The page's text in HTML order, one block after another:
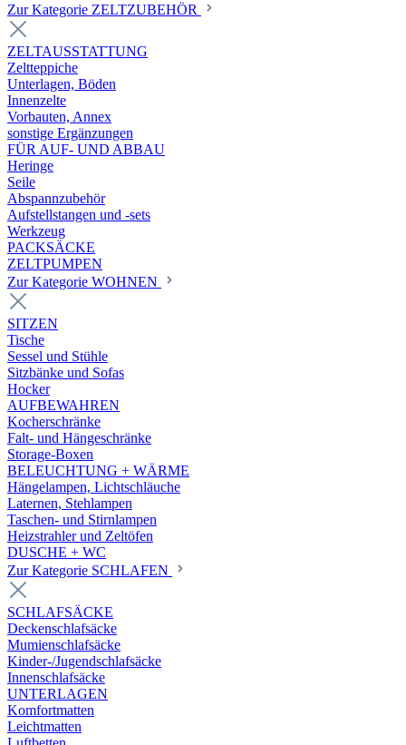
Zur Kategorie ZELTZUBEHÖR
ZELTAUSSTATTUNG
Zeltteppiche
Unterlagen, Böden
Innenzelte
Vorbauten, Annex
sonstige Ergänzungen
FÜR AUF- UND ABBAU
Heringe
Seile
Abspannzubehör
Aufstellstangen und -sets
Werkzeug
PACKSÄCKE
ZELTPUMPEN
Zur Kategorie WOHNEN
SITZEN
Tische
Sessel und Stühle
Sitzbänke und Sofas
Hocker
AUFBEWAHREN
Kocherschränke
Falt- und Hängeschränke
Storage-Boxen
BELEUCHTUNG + WÄRME
Hängelampen, Lichtschläuche
Laternen, Stehlampen
Taschen- und Stirnlampen
Heizstrahler und Zeltöfen
DUSCHE + WC
Zur Kategorie SCHLAFEN
SCHLAFSÄCKE
Deckenschlafsäcke
Mumienschlafsäcke
Kinder-/Jugendschlafsäcke
Innenschlafsäcke
UNTERLAGEN
Komfortmatten
Leichtmatten